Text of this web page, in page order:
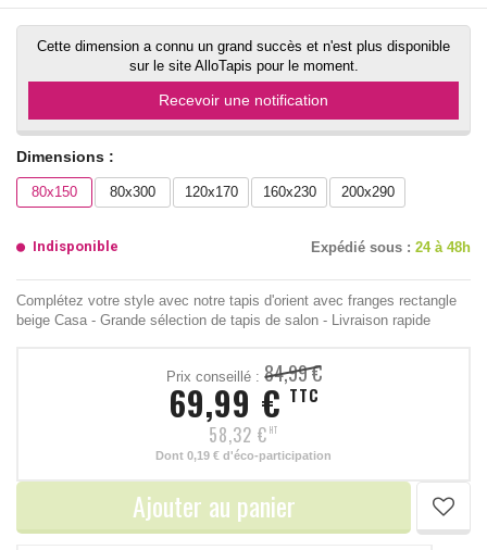
Cette dimension a connu un grand succès et n'est plus disponible
sur le site AlloTapis pour le moment.
Recevoir une notification
Dimensions :
80x150 80x300 120x170 160x230 200x290
Indisponible Expédié sous : 24 à 48h
Complétez votre style avec notre tapis d'orient avec franges rectangle
beige Casa - Grande sélection de tapis de salon - Livraison rapide
Prix conseillé : 84,99 €
69,99 € TTC
58,32 € HT
Dont 0,19 € d'éco-participation
Ajouter au panier